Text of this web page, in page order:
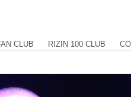
CLUB RIZIN 100 CLUB